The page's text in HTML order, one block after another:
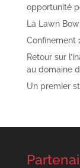
opportunité
La Lawn
Confinement
Retour sur
au domaine
Un premier